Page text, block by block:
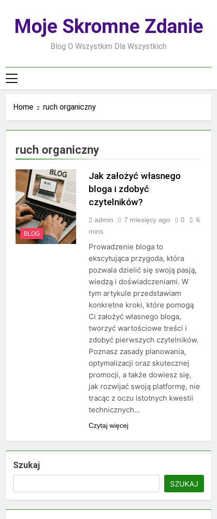
contentMoje Skromne Zdanie
Blog O Wszystkim Dla Wszystkich
Home ruch organiczny
ruch organiczny
BLOG
Jak założyć własnego
bloga i zdobyć
czytelników?
admin 7 miesięcy ago 0
6
mins
Prowadzenie bloga to
ekscytująca przygoda, która
pozwala dzielić się swoją pasją,
wiedzą i doświadczeniami. W
tym artykule przedstawiam
konkretne kroki, które pomogą
Ci założyć własnego bloga,
tworzyć wartościowe treści i
zdobyć pierwszych czytelników.
Poznasz zasady planowania,
optymalizacji oraz skutecznej
promocji, a także dowiesz się,
jak rozwijać swoją platformę, nie
tracąc z oczu istotnych kwestii
technicznych…
Czytaj więcej
Szukaj
SZUKAJ